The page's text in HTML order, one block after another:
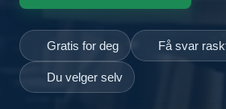
Gratis for deg Få svar
Du velger selv